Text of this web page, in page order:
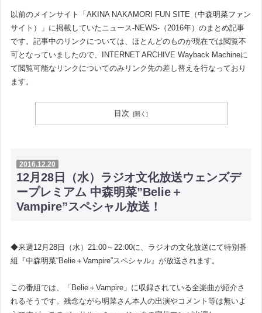
以前のメインサイト「AKINA NAKAMORI FUN SITE（中森明菜ファン
サイト）」に掲載していたニュース-NEWS-（2016年）のまとめ記事
です。記事中のリンクについては、ほとんどのものが現在では閲覧不
可となっていましたので、INTERNET ARCHIVE Wayback Machineに
て閲覧可能なリンクについてのみリンク先の差し替えを行なっており
ます。
目次
2016.12.20
12月28日（水）ラジオ文化放送ウェンズデ
ープレミアム 中森明菜”Belie＋
Vampire”スペシャル放送！
◆来週12月28日（水）21:00～22:00に、ラジオの文化放送にて特別番
組『中森明菜“Belie＋Vampire”スペシャル』が放送されます。
この番組では、「Belie＋Vampire」に収録されている全楽曲が紹介さ
れるそうです。残念ながら明菜さん本人の出演やコメント等は無いよ